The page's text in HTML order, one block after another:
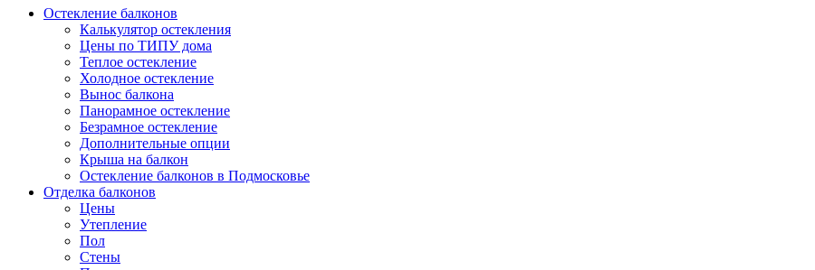
Остекление балконов
Калькулятор остекления
Цены по ТИПУ дома
Теплое остекление
Холодное остекление
Вынос балкона
Панорамное остекление
Безрамное остекление
Дополнительные опции
Крыша на балкон
Остекление балконов в Подмосковье
Отделка балконов
Цены
Утепление
Пол
Стены